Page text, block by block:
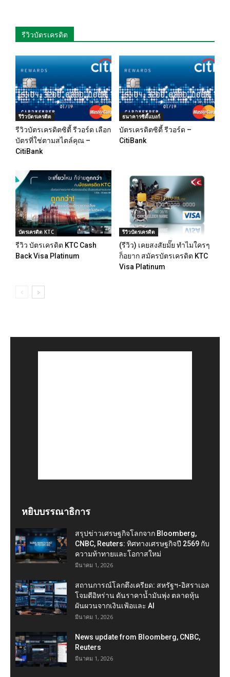
รีวิวบัตรเครดิต
รีวิวบัตรเครดิต
รีวิวบัตรเครดิตซิตี้ รีวอร์ด เลือก
บัตรที่ใช่ตามสไตล์คุณ –
CitiBank
ธนาคารซิตี้แบงก์
บัตรเครดิตซิตี้ รีวอร์ด –
CitiBank
บัตรเครดิต KTC
รีวิว บัตรเครดิต KTC Cash
Back Visa Platinum
รีวิวบัตรเครดิต
(รีวิว) เคยสงสัยมั๊ย ทำไมใครๆ
ก็อยาก สมัครบัตรเครดิต KTC
Visa Platinum
หยิบบรรณาธิการ
สรุปข่าวเศรษฐกิจโลกจาก Bloomberg,
CNBC, Reuters: ทิศทางเศรษฐกิจปี 2569 กับ
ความท้าทายและโอกาสใหม่
มีนาคม 1, 2026
สถานการณ์โลกตึงเครียด: สหรัฐฯ-อิสราเอล
โจมตีอิหร่าน ดันราคาน้ำมันพุ่ง ตลาดหุ้น
ผันผวนจากเงินเฟ้อและ AI
มีนาคม 1, 2026
News update from Bloomberg, CNBC,
Reuters
มีนาคม 1, 2026